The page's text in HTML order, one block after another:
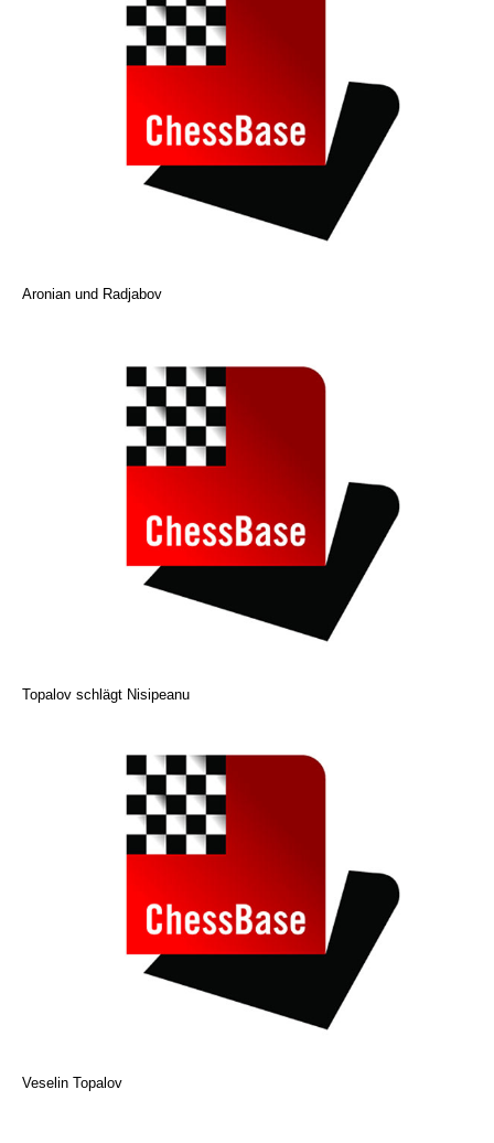
Aronian und Radjabov
Topalov schlägt Nisipeanu
Veselin Topalov